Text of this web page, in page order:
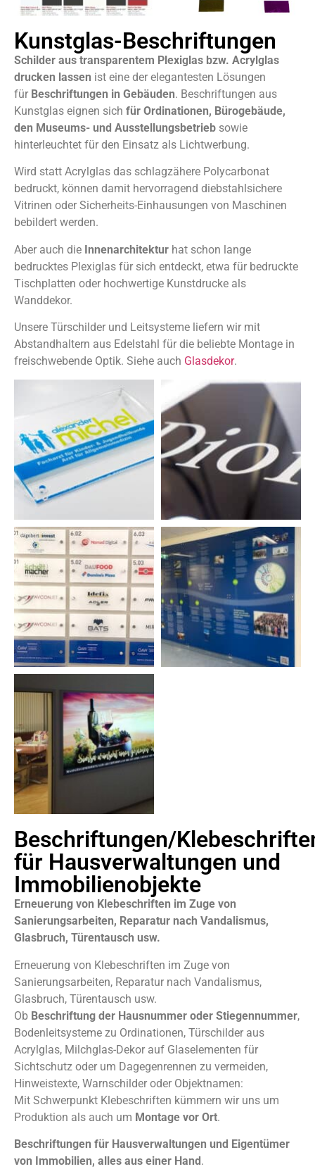
Kunstglas-Beschriftungen
Schilder aus transparentem Plexiglas bzw. Acrylglas
drucken lassen ist eine der elegantesten Lösungen
für Beschriftungen in Gebäuden. Beschriftungen aus
Kunstglas eignen sich für Ordinationen, Bürogebäude,
den Museums- und Ausstellungsbetrieb sowie
hinterleuchtet für den Einsatz als Lichtwerbung.
Wird statt Acrylglas das schlagzähere Polycarbonat
bedruckt, können damit hervorragend diebstahlsichere
Vitrinen oder Sicherheits-Einhausungen von Maschinen
bebildert werden.
Aber auch die Innenarchitektur hat schon lange
bedrucktes Plexiglas für sich entdeckt, etwa für bedruckte
Tischplatten oder hochwertige Kunstdrucke als
Wanddekor.
Unsere Türschilder und Leitsysteme liefern wir mit
Abstandhaltern aus Edelstahl für die beliebte Montage in
freischwebende Optik. Siehe auch Glasdekor.
Beschriftungen/
für Hausverwaltungen und
Immobilienobjekte
Erneuerung von Klebeschriften im Zuge von
Sanierungsarbeiten, Reparatur nach Vandalismus,
Glasbruch, Türentausch usw.
Erneuerung von Klebeschriften im Zuge von
Sanierungsarbeiten, Reparatur nach Vandalismus,
Glasbruch, Türentausch usw.
Ob Beschriftung der Hausnummer oder Stiegennummer,
Bodenleitsysteme zu Ordinationen, Türschilder aus
Acrylglas, Milchglas-Dekor auf Glaselementen für
Sichtschutz oder um Dagegenrennen zu vermeiden,
Hinweistexte, Warnschilder oder Objektnamen:
Mit Schwerpunkt Klebeschriften kümmern wir uns um
Produktion als auch um Montage vor Ort.
Beschriftungen für Hausverwaltungen und Eigentümer
von Immobilien, alles aus einer Hand .